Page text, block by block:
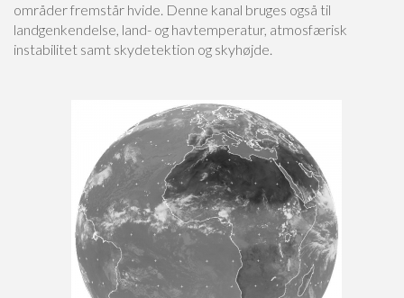
områder fremstår hvide. Denne kanal bruges også til
landgenkendelse, land- og havtemperatur, atmosfærisk
instabilitet samt skydetektion og skyhøjde.